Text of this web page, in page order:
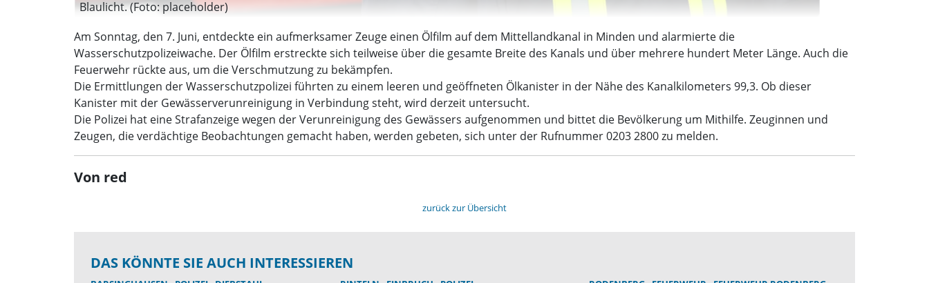
Blaulicht. (Foto: placeholder)
Am Sonntag, den 7. Juni, entdeckte ein aufmerksamer Zeuge einen Ölfilm auf dem Mittellandkanal in Minden und alarmierte die
Wasserschutzpolizeiwache. Der Ölfilm erstreckte sich teilweise über die gesamte Breite des Kanals und über mehrere hundert Meter Länge. Auch die
Feuerwehr rückte aus, um die Verschmutzung zu bekämpfen.
Die Ermittlungen der Wasserschutzpolizei führten zu einem leeren und geöffneten Ölkanister in der Nähe des Kanalkilometers 99,3. Ob dieser
Kanister mit der Gewässerverunreinigung in Verbindung steht, wird derzeit untersucht.
Die Polizei hat eine Strafanzeige wegen der Verunreinigung des Gewässers aufgenommen und bittet die Bevölkerung um Mithilfe. Zeuginnen und
Zeugen, die verdächtige Beobachtungen gemacht haben, werden gebeten, sich unter der Rufnummer 0203 2800 zu melden.
Von red
zurück zur Übersicht
DAS KÖNNTE SIE AUCH INTERESSIEREN